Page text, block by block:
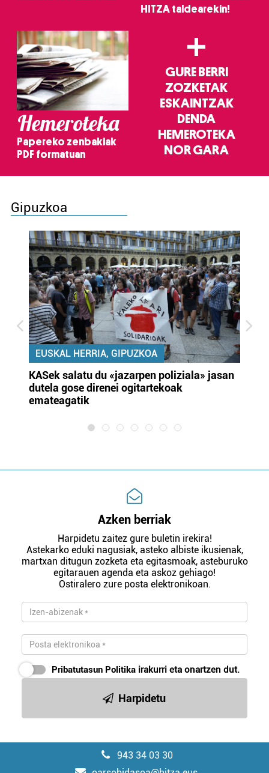
HITZA taldearekin!
Hemeroteka
Papereko zenbakiak
PDF formatuan
+
GURE BERRI
ZOZKETAK
ESKAINTZAK
DENDA
HEMEROTEKA
NOR GARA
Gipuzkoa
EUSKAL HERRIA, GIPUZKOA
KASek salatu du «jazarpen poliziala» jasan
dutela gose direnei ogitartekoak
emateagatik
Azken berriak
Harpidetu zaitez gure buletin irekira!
Astekarko eduki nagusiak, asteko albiste ikusienak,
martxan ditugun zozketa eta egitasmoak, asteburuko
egitarauen agenda eta askoz gehiago!
Ostiralero zure posta elektronikoan.
Pribatutasun Politika irakurri eta onartzen dut.
Harpidetu
943 34 03 30